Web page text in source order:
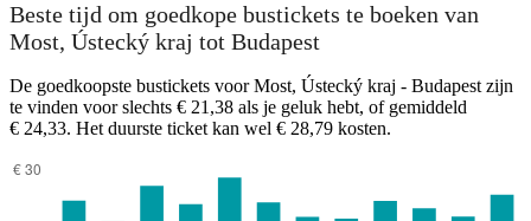
Beste tijd om goedkope bustickets te boeken van
Most, Ústecký kraj tot Budapest
De goedkoopste bustickets voor Most, Ústecký kraj - Budapest zijn
te vinden voor slechts € 21,38 als je geluk hebt, of gemiddeld
€ 24,33. Het duurste ticket kan wel € 28,79 kosten.